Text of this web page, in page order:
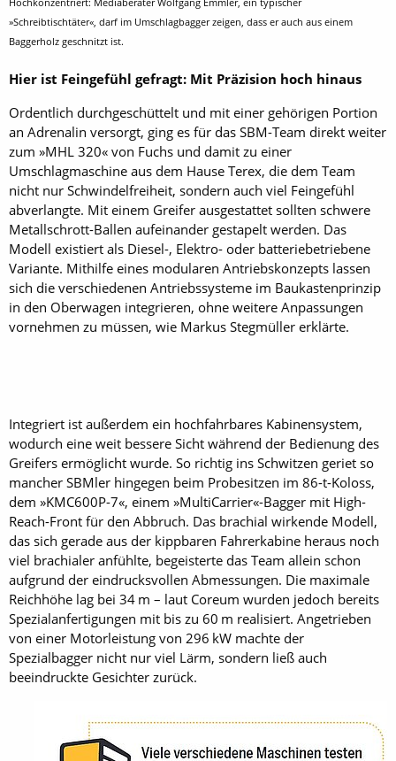
»Schreibtischtäter«, darf im Umschlagbagger zeigen, dass er auch aus einem
Baggerholz geschnitzt ist.
Hier ist Feingefühl gefragt: Mit Präzision hoch hinaus
Ordentlich durchgeschüttelt und mit einer gehörigen Portion
an Adrenalin versorgt, ging es für das SBM-Team direkt weiter
zum »MHL 320« von Fuchs und damit zu einer
Umschlagmaschine aus dem Hause Terex, die dem Team
nicht nur Schwindelfreiheit, sondern auch viel Feingefühl
abverlangte. Mit einem Greifer ausgestattet sollten schwere
Metallschrott-Ballen aufeinander gestapelt werden. Das
Modell existiert als Diesel-, Elektro- oder batteriebetriebene
Variante. Mithilfe eines modularen Antriebskonzepts lassen
sich die verschiedenen Antriebssysteme im Baukastenprinzip
in den Oberwagen integrieren, ohne weitere Anpassungen
vornehmen zu müssen, wie Markus Stegmüller erklärte.
Integriert ist außerdem ein hochfahrbares Kabinensystem,
wodurch eine weit bessere Sicht während der Bedienung des
Greifers ermöglicht wurde. So richtig ins Schwitzen geriet so
mancher SBMler hingegen beim Probesitzen im 86-t-Koloss,
dem »KMC600P-7«, einem »MultiCarrier«-Bagger mit High-
Reach-Front für den Abbruch. Das brachial wirkende Modell,
das sich gerade aus der kippbaren Fahrerkabine heraus noch
viel brachialer anfühlte, begeisterte das Team allein schon
aufgrund der eindrucksvollen Abmessungen. Die maximale
Reichhöhe lag bei 34 m – laut Coreum wurden jedoch bereits
Spezialanfertigungen mit bis zu 60 m realisiert. Angetrieben
von einer Motorleistung von 296 kW machte der
Spezialbagger nicht nur viel Lärm, sondern ließ auch
beeindruckte Gesichter zurück.